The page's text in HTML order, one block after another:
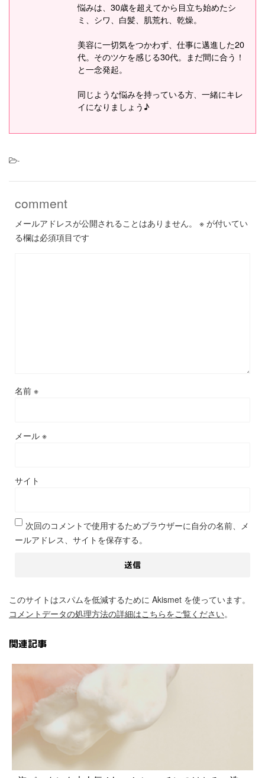
悩みは、30歳を超えてから目立ち始めたシ
ミ、シワ、白髪、肌荒れ、乾燥。
美容に一切気をつかわず、仕事に邁進した20
代。そのツケを感じる30代。まだ間に合う！
と一念発起。
同じような悩みを持っている方、一緒にキレ
イになりましょう♪
-
comment
メールアドレスが公開されることはありません。 ※ が付いてい
る欄は必須項目です
名前 ※
メール ※
サイト
次回のコメントで使用するためブラウザーに自分の名前、メ
ールアドレス、サイトを保存する。
このサイトはスパムを低減するために Akismet を使っています。
コメントデータの処理方法の詳細はこちらをご覧ください。
関連記事